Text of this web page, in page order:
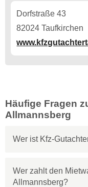
Dorfstraße 43
82024 Taufkirchen
Häufige Fragen
Allmannsberg
Wer ist Kfz-
Wer zahlt den
Allmannsberg?